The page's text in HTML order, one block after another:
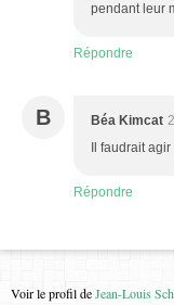
pendant leur
Répondre
B Béa Kimcat
Il faudrait
Répondre
Voir le profil deJean-Louis